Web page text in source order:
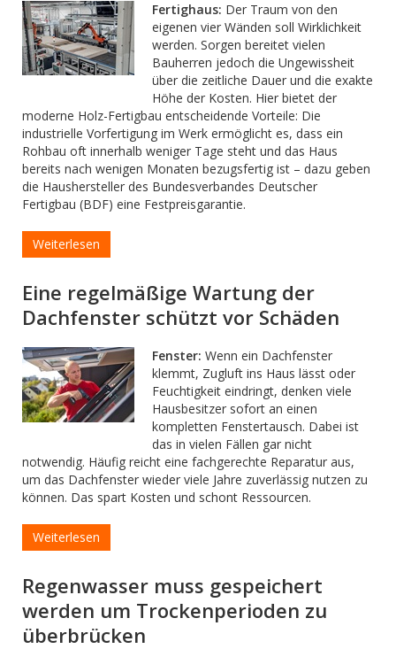
Fertighaus: Der Traum von den
eigenen vier Wänden soll Wirklichkeit
werden. Sorgen bereitet vielen
Bauherren jedoch die Ungewissheit
über die zeitliche Dauer und die exakte
Höhe der Kosten. Hier bietet der
moderne Holz-Fertigbau entscheidende Vorteile: Die
industrielle Vorfertigung im Werk ermöglicht es, dass ein
Rohbau oft innerhalb weniger Tage steht und das Haus
bereits nach wenigen Monaten bezugsfertig ist – dazu geben
die Haushersteller des Bundesverbandes Deutscher
Fertigbau (BDF) eine Festpreisgarantie.
Weiterlesen
Eine regelmäßige Wartung der
Dachfenster schützt vor Schäden
Fenster: Wenn ein Dachfenster
klemmt, Zugluft ins Haus lässt oder
Feuchtigkeit eindringt, denken viele
Hausbesitzer sofort an einen
kompletten Fenstertausch. Dabei ist
das in vielen Fällen gar nicht
notwendig. Häufig reicht eine fachgerechte Reparatur aus,
um das Dachfenster wieder viele Jahre zuverlässig nutzen zu
können. Das spart Kosten und schont Ressourcen.
Weiterlesen
Regenwasser muss gespeichert
werden um Trockenperioden zu
überbrücken